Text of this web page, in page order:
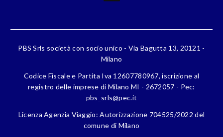
PBS Srls società con socio unico - Via Bagutta 13, 20121 -
Milano
Codice Fiscale e Partita Iva 12607780967, iscrizione al
registro delle imprese di Milano MI - 2672057 - Pec:
pbs_srls@pec.it
Licenza Agenzia Viaggio: Autorizzazione 704525/2022 del
comune di Milano